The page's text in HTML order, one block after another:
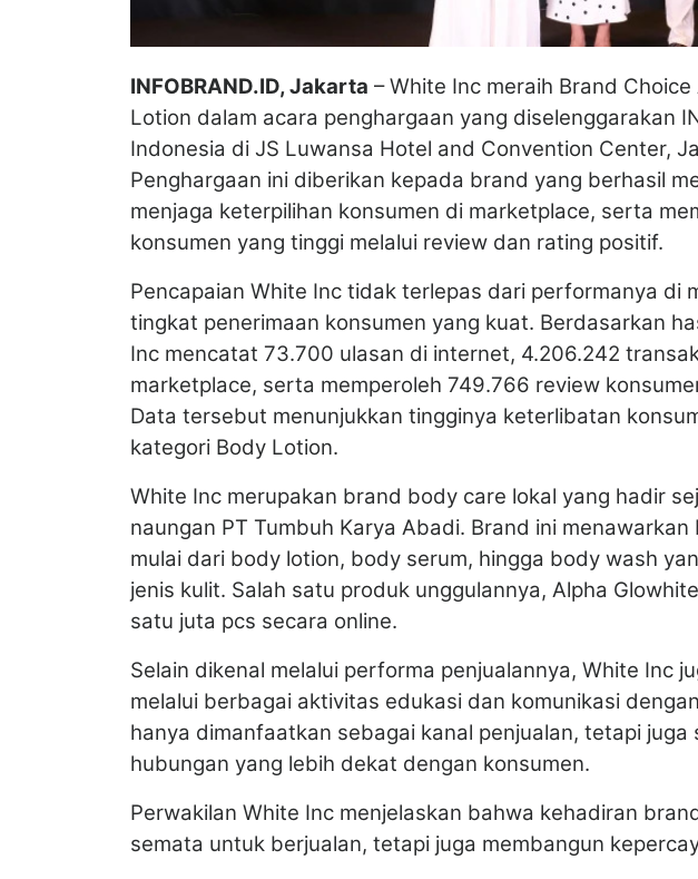
INFOBRAND.ID, Jakarta – White Inc meraih Brand
Lotion dalam acara penghargaan yang diselenggarakan
Indonesia di JS Luwansa Hotel and Convention Center,
Penghargaan ini diberikan kepada brand yang berhasil
menjaga keterpilihan konsumen di marketplace, serta
konsumen yang tinggi melalui review dan rating positif.
Pencapaian White Inc tidak terlepas dari performanya di
tingkat penerimaan konsumen yang kuat. Berdasarkan
Inc mencatat 73.700 ulasan di internet, 4.206.242
marketplace, serta memperoleh 749.766 review
Data tersebut menunjukkan tingginya keterlibatan
kategori Body Lotion.
White Inc merupakan brand body care lokal yang hadir
naungan PT Tumbuh Karya Abadi. Brand ini
mulai dari body lotion, body serum, hingga body wash
jenis kulit. Salah satu produk unggulannya, Alpha
satu juta pcs secara online.
Selain dikenal melalui performa penjualannya, White Inc
melalui berbagai aktivitas edukasi dan komunikasi
hanya dimanfaatkan sebagai kanal penjualan, tetapi juga
hubungan yang lebih dekat dengan konsumen.
Perwakilan White Inc menjelaskan bahwa kehadiran
semata untuk berjualan, tetapi juga membangun